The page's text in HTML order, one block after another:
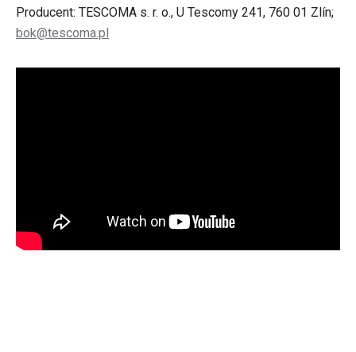
Producent: TESCOMA s. r. o., U Tescomy 241, 760 01 Zlín;
bok@tescoma.pl